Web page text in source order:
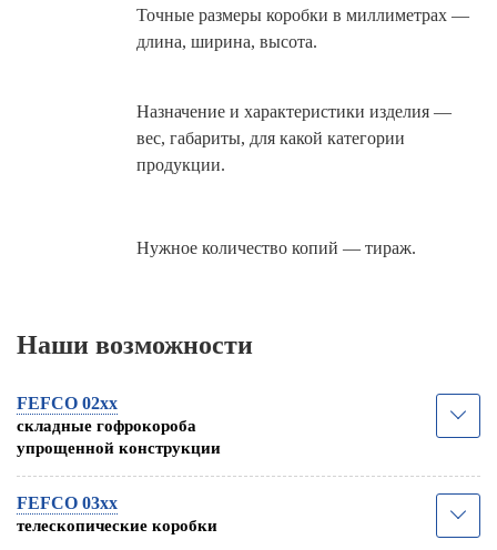
Точные размеры коробки в миллиметрах —
длина, ширина, высота.
Назначение и характеристики изделия —
вес, габариты, для какой категории
продукции.
Нужное количество копий — тираж.
Наши возможности
FEFCO 02xx
складные гофрокороба
упрощенной конструкции
FEFCO 03xx
телескопические коробки